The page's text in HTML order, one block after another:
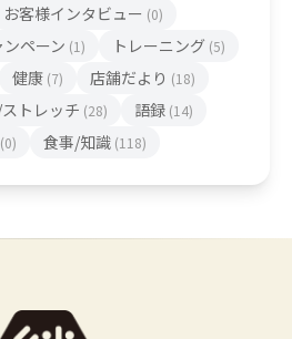
お客様インタビュー (0)
ンペーン (1) トレーニング (5)
健康 (7) 店舗だより (18)
トレッチ (28) 語録 (14)
(0) 食事/知識 (118)